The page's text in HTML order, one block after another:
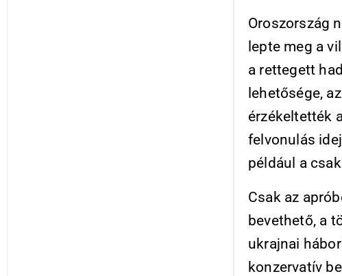
Oroszország
lepte meg a
a rettegett
lehetősége,
érzékeltették
felvonulás
például a
Csak az
bevethető, a
ukrajnai
konzervatív